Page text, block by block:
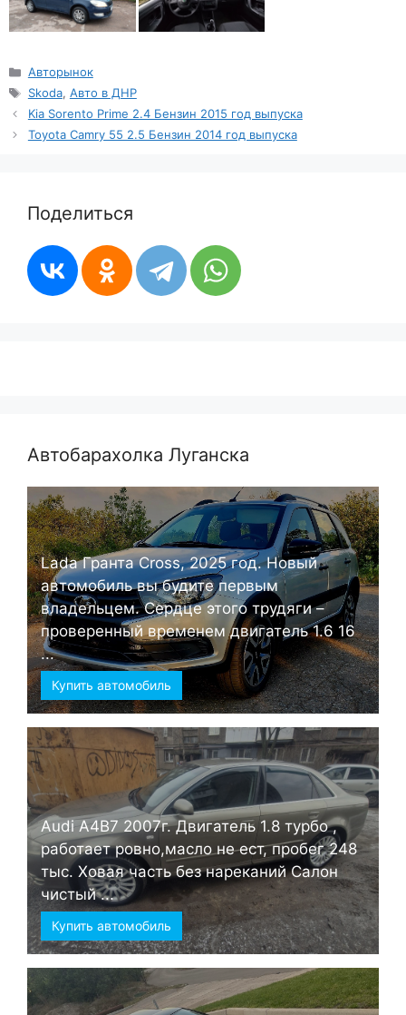
Рубрики
Авторынок
Метки
Skoda, Авто в ДНР
Kia Sorento Prime 2.4 Бензин 2015 год выпуска
Toyota Camry 55 2.5 Бензин 2014 год выпуска
Поделиться
Автобарахолка Луганска
Lada Гранта Cross, 2025 год. Новый
автомобиль вы будите первым
владельцем. Сердце этого трудяги –
проверенный временем двигатель 1.6 16
...
Купить автомобиль
Audi А4B7 2007г. Двигатель 1.8 турбо ,
работает ровно,масло не ест, пробег 248
тыс. Ховая часть без нареканий Салон
чистый ...
Купить автомобиль